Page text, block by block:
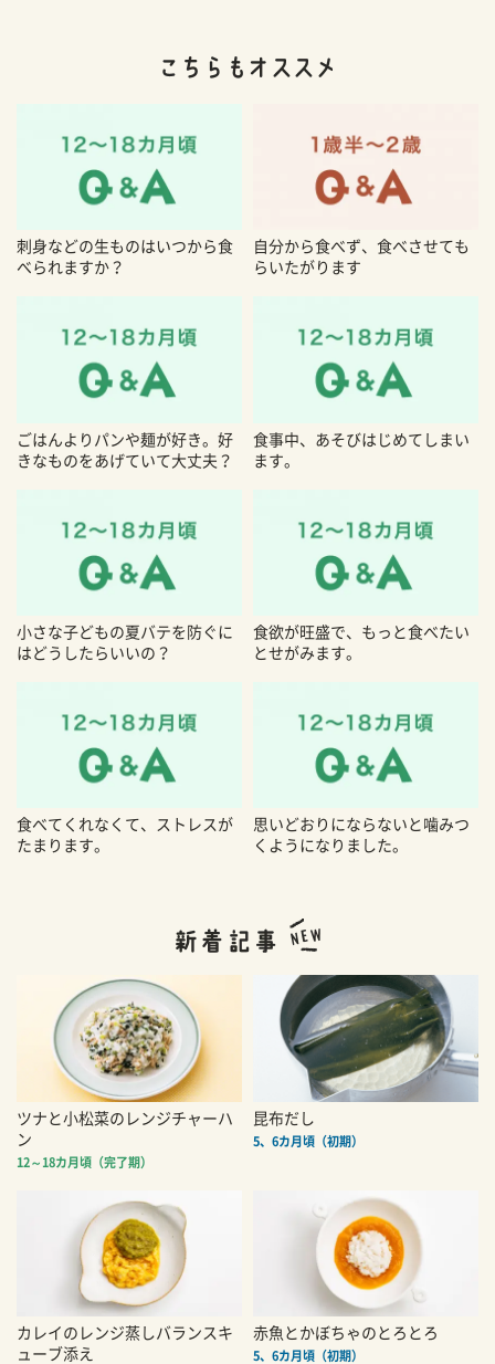
刺身などの生ものはいつから食
べられますか？
自分から食べず、食べさせても
らいたがります
ごはんよりパンや麺が好き。好
きなものをあげていて大丈夫？
食事中、あそびはじめてしまい
ます。
小さな子どもの夏バテを防ぐに
はどうしたらいいの？
食欲が旺盛で、もっと食べたい
とせがみます。
食べてくれなくて、ストレスが
たまります。
思いどおりにならないと噛みつ
くようになりました。
ツナと小松菜のレンジチャーハ
ン
12～18カ月頃（完了期）
昆布だし
5、6カ月頃（初期）
カレイのレンジ蒸しバランスキ
ューブ添え
赤魚とかぼちゃのとろとろ
5、6カ月頃（初期）